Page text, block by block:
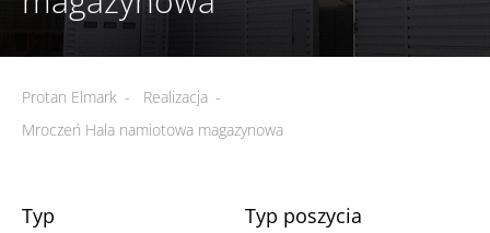
Protan Elmark - Realizacja -
Mroczeń Hala namiotowa magazynowa
Typ
Typ poszycia